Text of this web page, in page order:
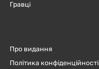
Гравці
Про видання
Політика конфіденційності